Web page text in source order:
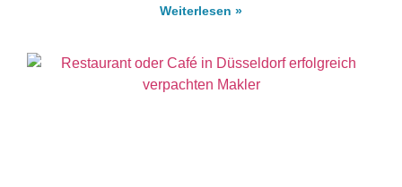
Weiterlesen »